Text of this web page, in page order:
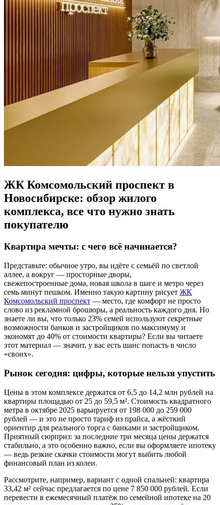
ЖК Комсомольский проспект в
Новосибирске: обзор жилого
комплекса, все что нужно знать
покупателю
Квартира мечты: с чего всё начинается?
Представьте: обычное утро, вы идёте с семьёй по светлой
аллее, а вокруг — просторные дворы,
свежепостроенные дома, новая школа в шаге и метро через
семь минут пешком. Именно такую картину рисует ЖК
Комсомольский проспект — место, где комфорт не просто
слово из рекламной брошюры, а реальность каждого дня. Но
знаете ли вы, что только 23% семей используют секретные
возможности банков и застройщиков по максимуму и
экономят до 40% от стоимости квартиры? Если вы читаете
этот материал — значит, у вас есть шанс попасть в число
«своих».
Рынок сегодня: цифры, которые нельзя упустить
Цены в этом комплексе держатся от 6,5 до 14,2 млн рублей на
квартиры площадью от 25 до 59,5 м². Стоимость квадратного
метра в октябре 2025 варьируется от 198 000 до 259 000
рублей — и это не просто тариф из прайса, а жёсткий
ориентир для реального торга с банками и застройщиком.
Приятный сюрприз: за последние три месяца цены держатся
стабильно, а это особенно важно, если вы оформляете ипотеку
— ведь резкие скачки стоимости могут выбить любой
финансовый план из колеи.
Рассмотрите, например, вариант с одной спальней: квартира
33,42 м² сейчас предлагается по цене 7 850 000 рублей. Если
перевести в ежемесячный платёж по семейной ипотеке на 20